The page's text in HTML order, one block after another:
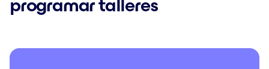
programar talleres